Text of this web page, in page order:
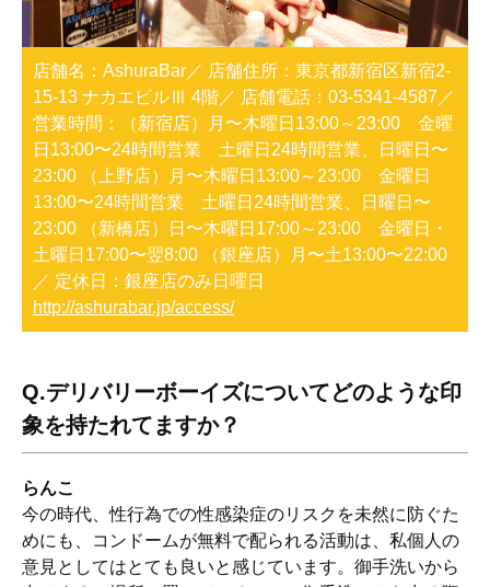
店舗名：AshuraBar
店舗住所：東京都新宿区新宿2-
15-13 ナカエビルⅢ 4階
店舗電話：03-5341-4587
営業時間：（新宿店）月〜木曜日13:00～23:00 金曜
日13:00〜24時間営業 土曜日24時間営業、日曜日〜
23:00 （上野店）月〜木曜日13:00～23:00 金曜日
13:00〜24時間営業 土曜日24時間営業、日曜日〜
23:00 （新橋店）日〜木曜日17:00～23:00 金曜日・
土曜日17:00〜翌8:00 （銀座店）月〜土13:00〜22:00
定休日：銀座店のみ日曜日
http://ashurabar.jp/access/
Q.デリバリーボーイズについてどのような印
象を持たれてますか？
らんこ
今の時代、性行為での性感染症のリスクを未然に防ぐた
めにも、コンドームが無料で配られる活動は、私個人の
意見としてはとても良いと感じています。 御手洗いから